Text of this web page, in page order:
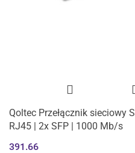
Qoltec Przełącznik sieciowy
RJ45 | 2x SFP | 1000 Mb/s
391.66